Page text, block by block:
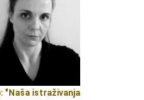
"Naša istraživanja